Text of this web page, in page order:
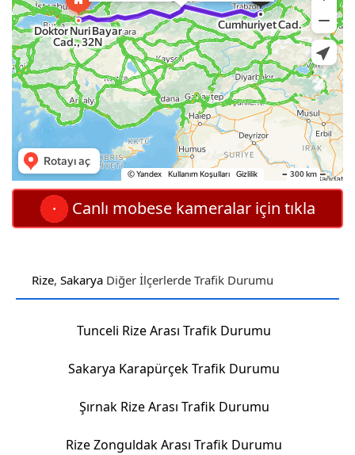
Canlı mobese kameralar için tıkla
Rize, Sakarya Diğer İlçerlerde Trafik Durumu
Tunceli Rize Arası Trafik Durumu
Sakarya Karapürçek Trafik Durumu
Şırnak Rize Arası Trafik Durumu
Rize Zonguldak Arası Trafik Durumu